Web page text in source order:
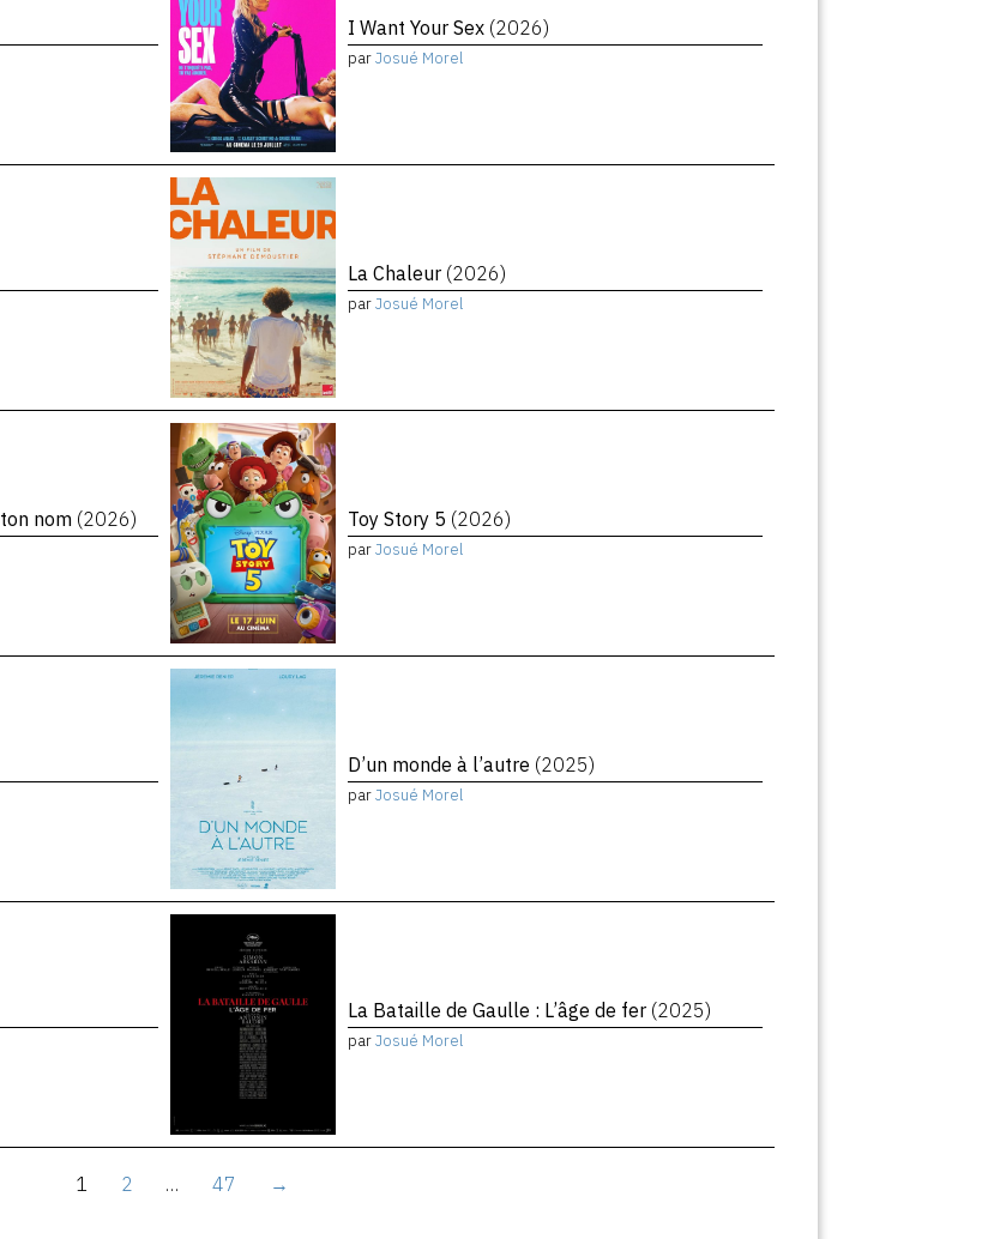
I Want Your Sex (2026)
parJosué Morel
La Chaleur (2026)
parJosué Morel
nom (2026) Toy Story 5 (2026)
parJosué Morel
D’un monde à l’autre (2025)
parJosué Morel
La Bataille de Gaulle : L’âge de fer (2025)
parJosué Morel
1 2 … 47 →